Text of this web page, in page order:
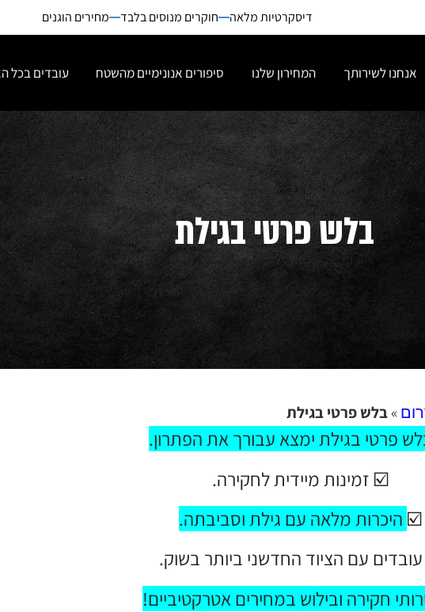
דיסקרטיות מלאה חוקרים מנוסים בלבד מחירים הוגנים
אנחנו לשירותך המחירון שלנו סיפורים אנונימיים מהשטח עובדים בכל
בלש פרטי בגילת
»בלש פרטי בגילת
פרטי בגילת ימצא עבורך את הפתרון.
☑️ זמינות מיידית לחקירה.
☑️ היכרות מלאה עם גילת וסביבתה.
עם הציוד החדשני ביותר בשוק.
חקירה ובילוש במחירים אטרקטיביים!